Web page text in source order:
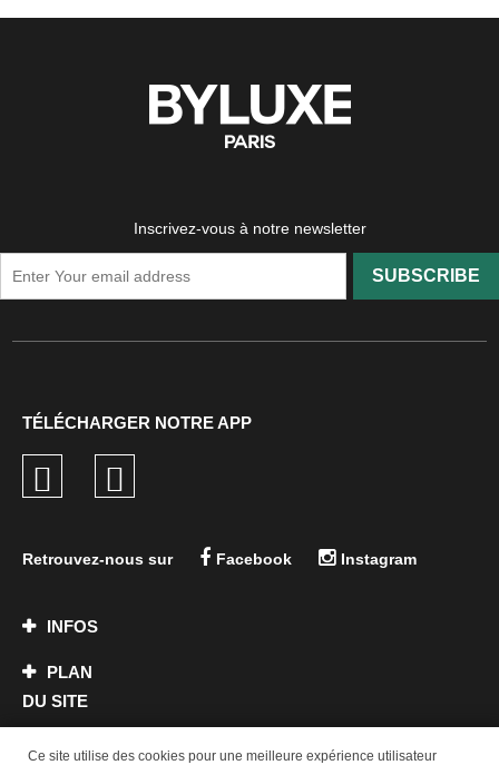
Inscrivez-vous à notre newsletter
SUBSCRIBE
PLAN
DU SITE
TÉLÉCHARGER NOTRE APP
Retrouvez-nous sur Facebook Instagram
INFOS
CONTACT
Ce site utilise des cookies pour une meilleure expérience utilisateur